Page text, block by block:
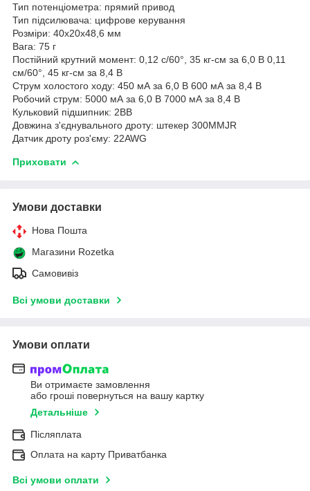
Тип потенціометра: прямий привод
Тип підсилювача: цифрове керування
Розміри: 40x20x48,6 мм
Вага: 75 г
Постійний крутний момент: 0,12 с/60°, 35 кг-см за 6,0 В 0,11
см/60°, 45 кг-см за 8,4 В
Струм холостого ходу: 450 мА за 6,0 В 600 мА за 8,4 В
Робочий струм: 5000 мА за 6,0 В 7000 мА за 8,4 В
Кульковий підшипник: 2BB
Довжина з'єднувального дроту: штекер 300MMJR
Датчик дроту роз'єму: 22AWG
Приховати
Умови доставки
Нова Пошта
Магазини Rozetka
Самовивіз
Всі умови доставки
Умови оплати
Ви отримаєте замовлення
або гроші повернуться на вашу картку
Детальніше
Післяплата
Оплата на карту Приватбанка
Всі умови оплати